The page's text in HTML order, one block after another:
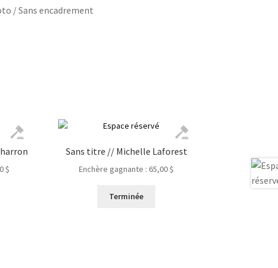
/ Sans encadrement
$
Sans titre // Michelle Laforest
Enchère gagnante : 65,00 $
Terminée